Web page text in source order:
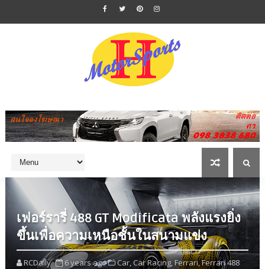
เฟอร์รารี่ 488 GT Modificata พลังแรงยิ่ง
ขึ้นเพื่อความเหนือชั้นในสนามแข่ง
RCDaily 6 years ago Car,Car Racing,Ferrari,Ferrari 488